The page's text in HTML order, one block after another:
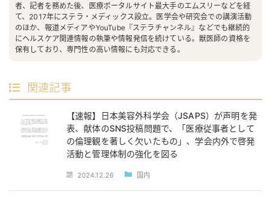
者、記者を務めた後、医療ポータルサイト最大手のエムスリーなどを経
て、2017年にステラ・メディックス設立。医学会や研究会での講演活動
のほか、報道メディアやYouTube『ステラチャンネル』などでも継続的
にヘルスケア関連情報の執筆や情報発信を続けている。獣医師の資格を
保有しており、専門性の高い情報にも対応できる。
関連記事
【速報】日本美容外科学会（JSAPS）が声明を発
表、献体のSNS投稿問題で、「医療従事者として
の倫理観を著しく欠いたもの」、学会内外で啓発
活動と管理体制の強化を図る
2024.12.26 国内